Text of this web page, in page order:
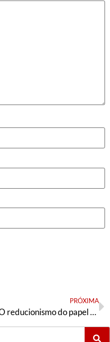
PRÓXIMA
O reducionismo do papel da Educação Infantil em Campinas